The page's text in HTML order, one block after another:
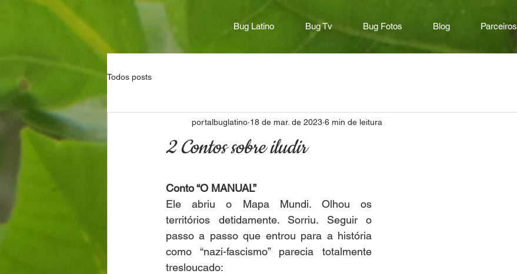
Bug Latino Bug Tv Bug Fotos Blog Parceiros
Todos posts
2 Contos sobre iludir
portalbuglatino 18 de mar. de 2023 6 min de leitura
Conto “O MANUAL”
Ele abriu o Mapa Mundi. Olhou os
territórios detidamente. Sorriu. Seguir o
passo a passo que entrou para a história
como “nazi-fascismo” parecia totalmente
tresloucado: